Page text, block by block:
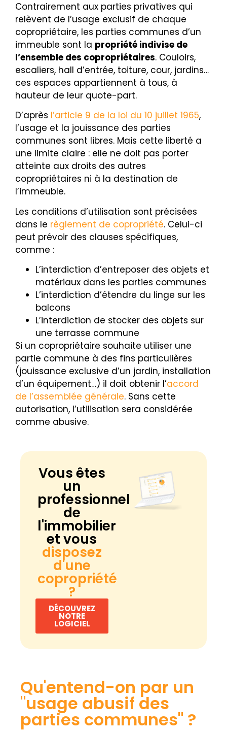
Contrairement aux parties privatives qui
relèvent de l’usage exclusif de chaque
copropriétaire, les parties communes d’un
immeuble sont la propriété indivise de
l’ensemble des copropriétaires. Couloirs,
escaliers, hall d’entrée, toiture, cour, jardins…
ces espaces appartiennent à tous, à
hauteur de leur quote-part.
D’après l’article 9 de la loi du 10 juillet 1965,
l’usage et la jouissance des parties
communes sont libres. Mais cette liberté a
une limite claire : elle ne doit pas porter
atteinte aux droits des autres
copropriétaires ni à la destination de
l’immeuble.
Les conditions d’utilisation sont précisées
dans le règlement de copropriété. Celui-ci
peut prévoir des clauses spécifiques,
comme :
L’interdiction d’entreposer des objets et
matériaux dans les parties communes
L’interdiction d’étendre du linge sur les
balcons
L’interdiction de stocker des objets sur
une terrasse commune
Si un copropriétaire souhaite utiliser une
partie commune à des fins particulières
(jouissance exclusive d’un jardin, installation
d’un équipement…) il doit obtenir l’accord
de l’assemblée générale. Sans cette
autorisation, l’utilisation sera considérée
comme abusive.
Vous êtes
un
professionnel
de
l'immobilier
et vous
disposez
d'une
copropriété
?
DÉCOUVREZ
NOTRE
LOGICIEL
Qu'entend-on par un
"usage abusif des
parties communes" ?